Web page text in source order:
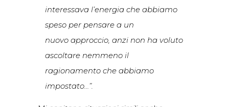
interessava l’energia che abbiamo
speso per pensare a un
nuovo approccio, anzi non ha voluto
ascoltare nemmeno il
ragionamento che abbiamo
impostato…”.